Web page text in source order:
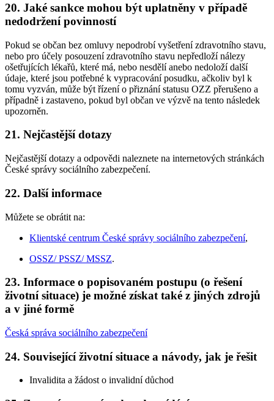
20. Jaké sankce mohou být uplatněny v případě
nedodržení povinností
Pokud se občan bez omluvy nepodrobí vyšetření zdravotního stavu,
nebo pro účely posouzení zdravotního stavu nepředloží nálezy
ošetřujících lékařů, které má, nebo nesdělí anebo nedoloží další
údaje, které jsou potřebné k vypracování posudku, ačkoliv byl k
tomu vyzván, může být řízení o přiznání statusu OZZ přerušeno a
případně i zastaveno, pokud byl občan ve výzvě na tento následek
upozorněn.
21. Nejčastější dotazy
Nejčastější dotazy a odpovědi naleznete na internetových stránkách
České správy sociálního zabezpečení.
22. Další informace
Můžete se obrátit na:
Klientské centrum České správy sociálního zabezpečení,
OSSZ/ PSSZ/ MSSZ.
23. Informace o popisovaném postupu (o řešení
životní situace) je možné získat také z jiných zdrojů
a v jiné formě
Česká správa sociálního zabezpečení
24. Související životní situace a návody, jak je řešit
Invalidita a žádost o invalidní důchod